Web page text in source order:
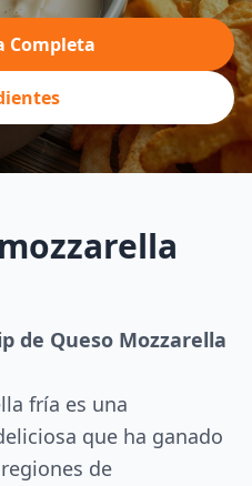
Completa
de Queso Mozzarella
fría es una
que ha ganado
de